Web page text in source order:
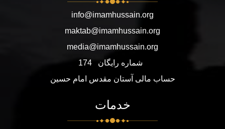
info@imamhussain.org
maktab@imamhussain.org
media@imamhussain.org
شماره رایگان
174
حساب مالی آستان مقدس امام حسین
خدمات